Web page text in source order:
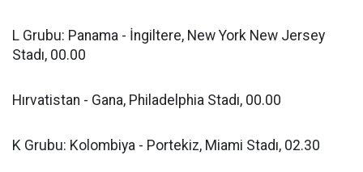
L Grubu: Panama - İngiltere, New York New Jersey
Stadı, 00.00
Hırvatistan - Gana, Philadelphia Stadı, 00.00
K Grubu: Kolombiya - Portekiz, Miami Stadı, 02.30